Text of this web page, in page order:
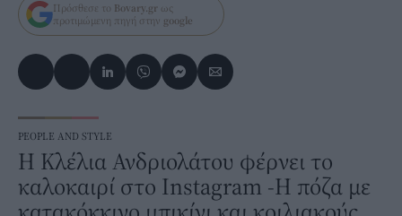
Πρόσθεσε το Bovary.gr ως
προτιμώμενη πηγή στην google
PEOPLE AND STYLE
Η Κλέλια Ανδριολάτου φέρνει το
καλοκαιρί στο Instagram -Η πόζα με